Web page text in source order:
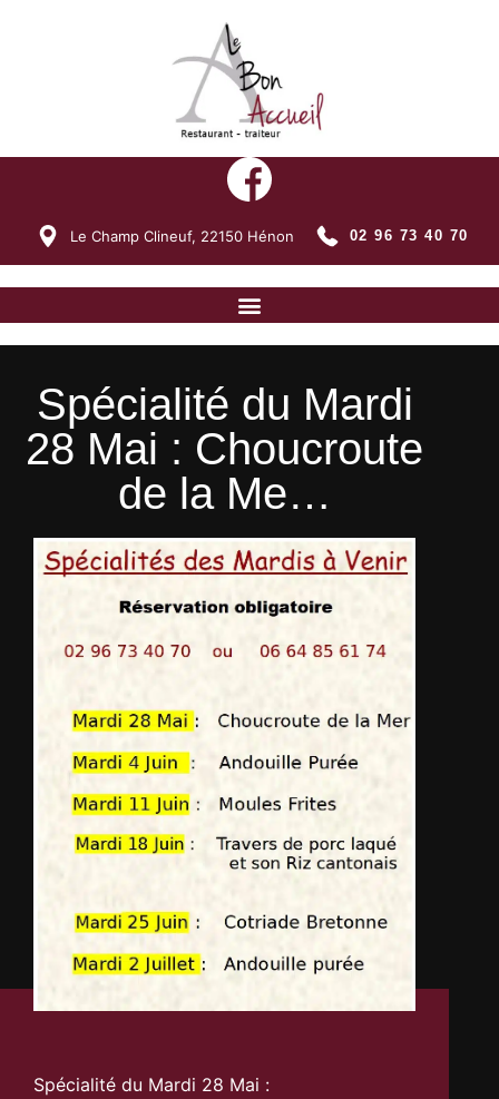
Le Champ Clineuf, 22150 Hénon 02 96 73 40 70
Spécialité du Mardi
28 Mai : Choucroute
de la Me…
Spécialité du Mardi 28 Mai :